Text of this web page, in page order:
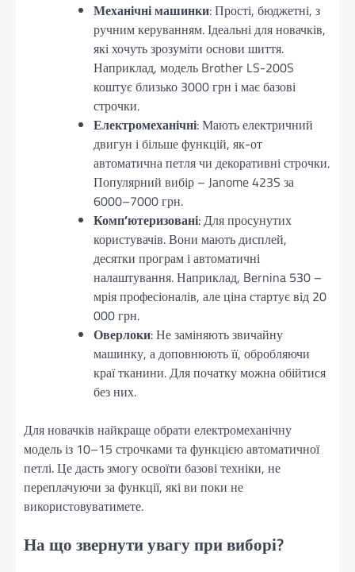
Механічні машинки: Прості, бюджетні, з
ручним керуванням. Ідеальні для новачків,
які хочуть зрозуміти основи шиття.
Наприклад, модель Brother LS-200S
коштує близько 3000 грн і має базові
строчки.
Електромеханічні: Мають електричний
двигун і більше функцій, як-от
автоматична петля чи декоративні строчки.
Популярний вибір – Janome 423S за
6000–7000 грн.
Комп’ютеризовані: Для просунутих
користувачів. Вони мають дисплей,
десятки програм і автоматичні
налаштування. Наприклад, Bernina 530 –
мрія професіоналів, але ціна стартує від 20
000 грн.
Оверлоки: Не заміняють звичайну
машинку, а доповнюють її, обробляючи
краї тканини. Для початку можна обійтися
без них.
Для новачків найкраще обрати електромеханічну
модель із 10–15 строчками та функцією автоматичної
петлі. Це дасть змогу освоїти базові техніки, не
переплачуючи за функції, які ви поки не
використовуватимете.
На що звернути увагу при виборі?